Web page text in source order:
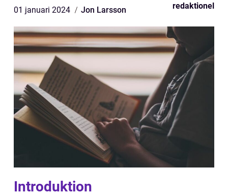
01 januari 2024 Jon Larsson redaktionel
Introduktion